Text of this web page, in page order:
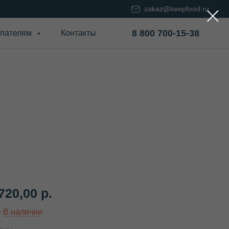
8 800 700-15-38
Контакты
zakaz@keepfood.ru
р.